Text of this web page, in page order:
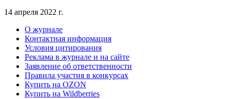
14 апреля 2022 г.
О журнале
Контактная информация
Условия цитирования
Реклама в журнале и на сайте
Заявление об ответственности
Правила участия в конкурсах
Купить на OZON
Купить на Wildberries